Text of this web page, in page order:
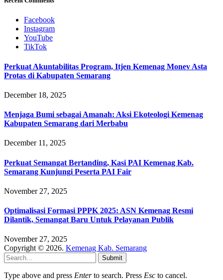
Facebook
Instagram
YouTube
TikTok
Perkuat Akuntabilitas Program, Itjen Kemenag Monev Asta
Protas di Kabupaten Semarang
December 18, 2025
Menjaga Bumi sebagai Amanah: Aksi Ekoteologi Kemenag
Kabupaten Semarang dari Merbabu
December 11, 2025
Perkuat Semangat Bertanding, Kasi PAI Kemenag Kab.
Semarang Kunjungi Peserta PAI Fair
November 27, 2025
Optimalisasi Formasi PPPK 2025: ASN Kemenag Resmi
Dilantik, Semangat Baru Untuk Pelayanan Publik
November 27, 2025
Copyright © 2026. Kemenag Kab. Semarang
Submit
Type above and press Enterto search. Press Esc to cancel.